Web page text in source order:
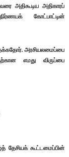
அதிகூடிய அதிகாரப்
கோட்பாட்டின்
அரசியலமைப்பை
எமது விருப்பை
தேசியக் கூட்டமைப்பின்